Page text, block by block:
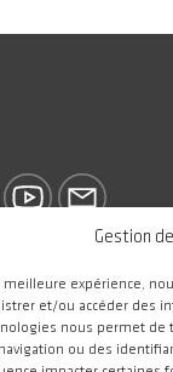
Gestion
meilleure expérience,
et/ou accéder des
nous permet
ou des